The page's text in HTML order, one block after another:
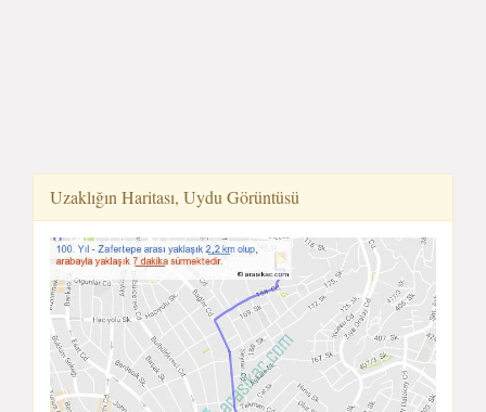
Uzaklığın Haritası, Uydu Görüntüsü